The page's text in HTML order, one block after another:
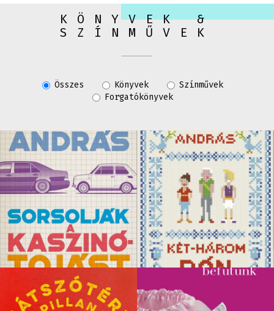
KÖNYVEK &
SZÍNMŰVEK
Összes Könyvek
Színművek
Forgatókönyvek